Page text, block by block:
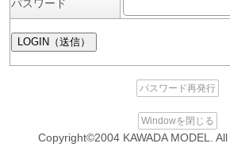
パスワード
パスワード再発行
Windowを閉じる
Copyright©2004 KAWADA MODEL.